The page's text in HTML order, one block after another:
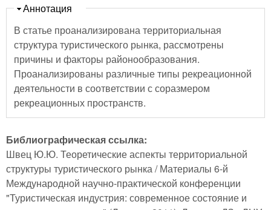
Скрыть
Аннотация
В статье проанализирована территориальная
структура туристического рынка, рассмотрены
причины и факторы районообразования.
Проанализированы различные типы рекреационной
деятельности в соответствии с соразмером
рекреационных пространств.
Библиографическая ссылка:
Швец Ю.Ю. Теоретические аспекты территориальной
структуры туристического рынка / Материалы 6-й
Международной научно-практической конференции
"Туристическая индустрия: современное состояние и